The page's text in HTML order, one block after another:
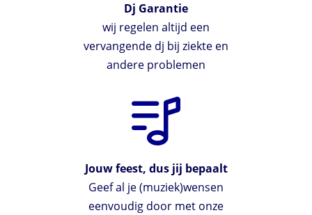
Dj Garantie
wij regelen altijd een
vervangende dj bij ziekte en
andere problemen
Jouw feest, dus jij bepaalt
Geef al je (muziek)wensen
eenvoudig door met onze